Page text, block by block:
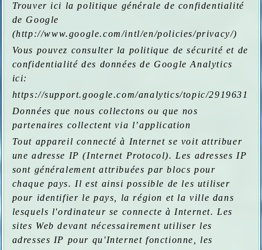
Trouver ici la politique générale de confidentialité
de Google
(http://www.google.com/intl/en/policies/privacy/)
Vous pouvez consulter la politique de sécurité et de
confidentialité des données de Google Analytics
ici:
https://support.google.com/analytics/topic/2919631
Données que nous collectons ou que nos
partenaires collectent via l’application
Tout appareil connecté à Internet se voit attribuer
une adresse IP (Internet Protocol). Les adresses IP
sont généralement attribuées par blocs pour
chaque pays. Il est ainsi possible de les utiliser
pour identifier le pays, la région et la ville dans
lesquels l'ordinateur se connecte à Internet. Les
sites Web devant nécessairement utiliser les
adresses IP pour qu'Internet fonctionne, les